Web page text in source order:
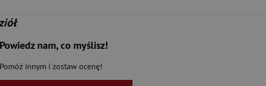
Powiedz nam, co myślisz!
Pomóż innym i zostaw ocenę!